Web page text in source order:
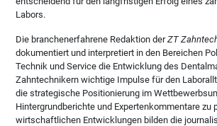
Labors.
Die branchenerfahrene Redaktion derZT
dokumentiert und interpretiert in den Bereichen
Technik und Service die Entwicklung des
Zahntechnikern wichtige Impulse für den
die strategische Positionierung im
Hintergrundberichte und Expertenkommentare zu
wirtschaftlichen Entwicklungen bilden die